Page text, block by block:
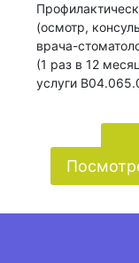
(осмотр,
врача-
(1 раз в 12
услуги